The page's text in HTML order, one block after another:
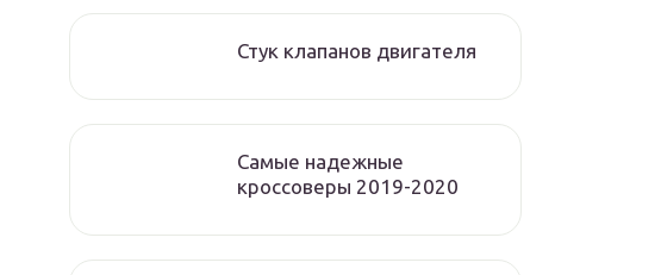
Стук клапанов двигателя
Самые надежные
кроссоверы 2019-2020